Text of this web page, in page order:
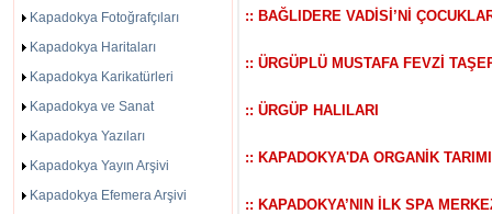
Kapadokya Fotoğrafçıları
Kapadokya Haritaları
Kapadokya Karikatürleri
Kapadokya ve Sanat
Kapadokya Yazıları
Kapadokya Yayın Arşivi
Kapadokya Efemera Arşivi
:: BAĞLIDERE VADİSİ’Nİ
:: ÜRGÜPLÜ MUSTAFA FEVZİ
:: ÜRGÜP HALILARI
:: KAPADOKYA'DA ORGANİK
:: KAPADOKYA’NIN İLK SPA